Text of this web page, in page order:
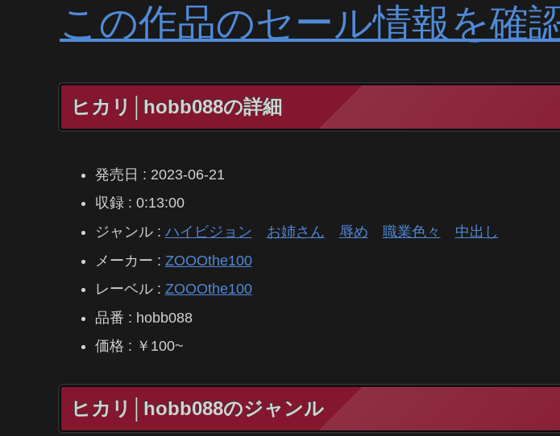
この作品のセール情報を確
ヒカリ│hobb088の詳細
発売日 : 2023-06-21
収録 : 0:13:00
ジャンル : ハイビジョン お姉さん 辱め 職業色々
中出し
メーカー : ZOOOthe100
レーベル : ZOOOthe100
品番 : hobb088
価格 : ￥100~
ヒカリ│hobb088のジャンル